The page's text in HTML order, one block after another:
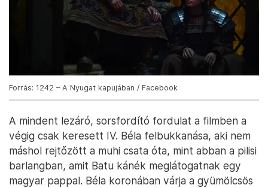
Forrás: 1242 – A Nyugat kapujában / Facebook
A mindent lezáró, sorsfordító fordulat a filmben a
végig csak keresett IV. Béla felbukkanása, aki nem
máshol rejtőzött a muhi csata óta, mint abban a pilisi
barlangban, amit Batu kánék meglátogatnak egy
magyar pappal. Béla koronában várja a gyümölcsös